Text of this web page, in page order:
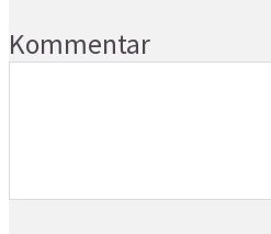
Kommentar